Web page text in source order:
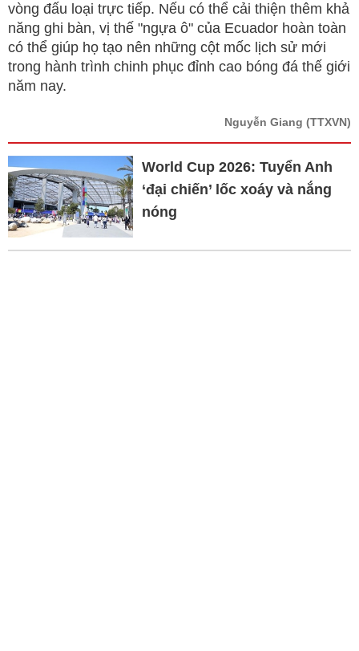
vòng đấu loại trực tiếp. Nếu có thể cải thiện thêm khả
năng ghi bàn, vị thế "ngựa ô" của Ecuador hoàn toàn
có thể giúp họ tạo nên những cột mốc lịch sử mới
trong hành trình chinh phục đỉnh cao bóng đá thế giới
năm nay.
Nguyễn Giang (TTXVN)
World Cup 2026: Tuyển Anh
‘đại chiến’ lốc xoáy và nắng
nóng